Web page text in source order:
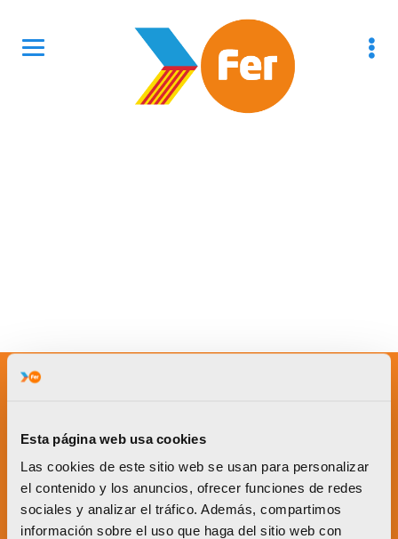
Esta página web usa cookies
Las cookies de este sitio web se usan para personalizar
el contenido y los anuncios, ofrecer funciones de redes
sociales y analizar el tráfico. Además, compartimos
información sobre el uso que haga del sitio web con